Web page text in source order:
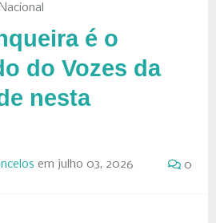
é o
do Vozes da
nesta
em julho 03, 2026 0